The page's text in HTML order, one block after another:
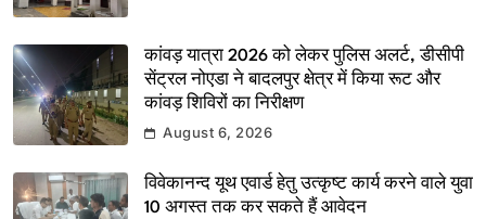
कांवड़ यात्रा 2026 को लेकर पुलिस अलर्ट, डीसीपी
सेंट्रल नोएडा ने बादलपुर क्षेत्र में किया रूट और
कांवड़ शिविरों का निरीक्षण
August 6, 2026
विवेकानन्द यूथ एवार्ड हेतु उत्कृष्ट कार्य करने वाले युवा
10 अगस्त तक कर सकते हैं आवेदन